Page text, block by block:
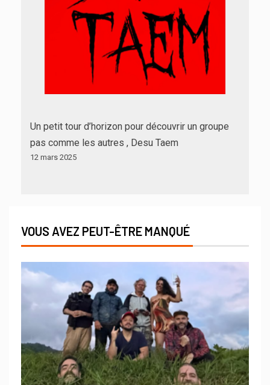
Un petit tour d’horizon pour découvrir un groupe
pas comme les autres , Desu Taem
12 mars 2025
VOUS AVEZ PEUT-ÊTRE MANQUÉ